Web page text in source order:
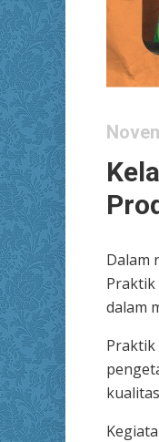
Dalam
dalam